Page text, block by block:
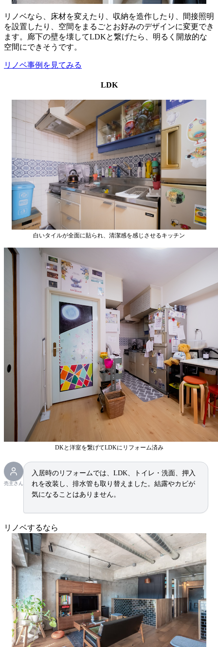
リノベなら、床材を変えたり、収納を造作したり、間接照明
を設置したり、空間をまるごとお好みのデザインに変更でき
ます。廊下の壁を壊してLDKと繋げたら、明るく開放的な
空間にできそうです。
リノベ事例を見てみる
LDK
白いタイルが全面に貼られ、清潔感を感じさせるキッチン
DKと洋室を繋げてLDKにリフォーム済み
売主さん
入居時のリフォームでは、LDK、トイレ・洗面、押入
れを改装し、排水管も取り替えました。結露やカビが
気になることはありません。
リノベするなら